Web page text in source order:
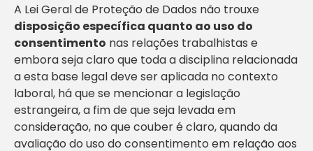
A Lei Geral de Proteção de Dados não trouxe
disposição específica quanto ao uso do
consentimento nas relações trabalhistas e
embora seja claro que toda a disciplina relacionada
a esta base legal deve ser aplicada no contexto
laboral, há que se mencionar a legislação
estrangeira, a fim de que seja levada em
consideração, no que couber é claro, quando da
avaliação do uso do consentimento em relação aos